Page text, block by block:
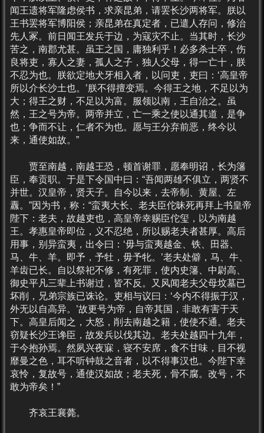
闻王遗将军隆虑侯书，求亲昆弟，请罢长沙两将军。朕以
王书罢将军博阳侯；亲昆弟在真定者，已遣人存问，修治
先人冢。前日闻王发兵于边，为寇灾不止。当其时，长沙
苦之，南郡尤甚。虽王之国，庸独利乎！必多杀士卒，伤
良将吏，寡人之妻，孤人之子，独人父母，得一亡十，朕
不忍为也。朕欲定地犬牙相入者，以问吏，吏曰：‘高皇帝
所以介长沙土也。’朕不得擅变焉。今得王之地，不足以为
大；得王之财，不足以为富。服领以南，王自治之。虽
然，王之号为帝。两帝并立，亡一乘之使以通其道，是争
也；争而不让，仁者不为也。愿与王分弃前恶，终今以
来，通使如故。”
贾至南越，南越王恐，顿首谢罪，愿奉明诏，长为籓
臣，奉贡职。于是下令国中曰：“吾闻两雄不俱立，两贤不
并世。汉皇帝，贤天子。自今以来，去帝制、黄屋、左
纛。”因为书，称：“蛮夷大长、老夫臣佗昧死再拜上书皇帝
陛下：老夫，故越吏也，高皇帝幸赐臣佗玺，以为南越
王。孝惠皇帝即位，义不忍绝，所以赐老夫者甚厚。高后
用事，别异蛮夷，出令曰：‘毋与蛮夷越金、铁、田器、
马、牛、羊。即予，予牡，毋予牝。’老夫处僻，马、牛、
羊齿已长。自以祭祀不修，有死罪，使内史籓、中尉高、
御史平凡三辈上书谢过，皆不反。又风闻老夫父母坟墓已
坏削，兄弟宗族已诛论。吏相与议曰：‘今内不得振于汉，
外无以自高异。’故更号为帝，自帝其国，非敢有害于天
下。高皇后闻之，大怒，削去南越之籍，使使不通。老夫
窃疑长沙王谗臣，故发兵以伐其边。老夫处越四十九年，
于今抱孙焉。然夙兴夜寐，寝不安席，食不甘味，目不视
靡曼之色，耳不听钟鼓之音者，以不得事汉也。今陛下幸
哀怜，复故号，通使汉如故；老夫死，骨不腐。改号，不
敢为帝矣！”
齐哀王襄薨。